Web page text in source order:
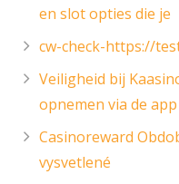
en slot opties die je
cw-check-https://
Veiligheid bij
opnemen via de app
Casinoreward
vysvetlené